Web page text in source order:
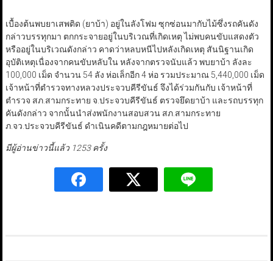
เบื้องต้นพบยาเสพติด (ยาบ้า) อยู่ในลังโฟม ซุกซ่อนมากับไม้ซึ่งรถคันดัง
กล่าวบรรทุกมา ตกกระจายอยู่ในบริเวณที่เกิดเหตุ ไม่พบคนขับแสดงตัว
หรืออยู่ในบริเวณดังกล่าว คาดว่าหลบหนีไปหลังเกิดเหตุ สันนิฐานเกิด
อุบัติเหตุเนื่องจากคนขับหลับใน หลังจากตรวจนับแล้ว พบยาบ้า ลังละ
100,000 เม็ด จำนวน 54 ลัง ห่อเล็กอีก 4 ห่อ รวมประมาณ 5,440,000 เม็ด
เจ้าหน้าที่ตำรวจทางหลวงประจวบคีรีขันธ์ จึงได้ร่วมกันกับ เจ้าหน้าที่
ตำรวจ สภ.สามกระทาย จ.ประจวบคีรีขันธ์ ตรวจยึดยาบ้า และรถบรรทุก
คันดังกล่าว จากนั้นนำส่งพนักงานสอบสวน สภ.สามกระทาย
ภ.จว.ประจวบคีรีขันธ์ ดำเนินคดีตามกฎหมายต่อไป
มีผู้อ่านข่าวนี้แล้ว 1253 ครั้ง